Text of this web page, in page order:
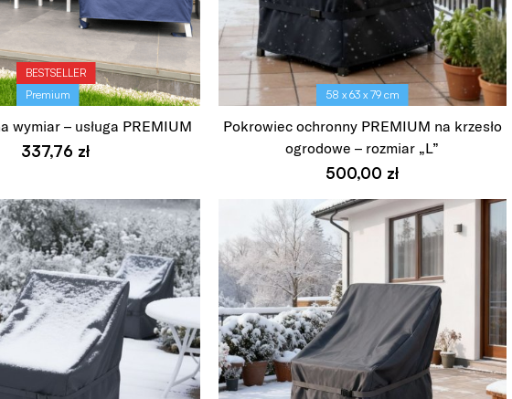
BESTSELLER
Premium
wymiar – usługa PREMIUM
337,76 zł
58 x 63 x 79 cm
Pokrowiec ochronny PREMIUM na krzesło
ogrodowe – rozmiar „L”
500,00 zł